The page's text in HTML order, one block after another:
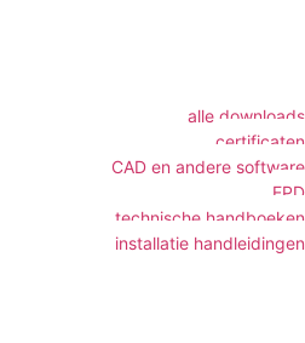
alle downloads
certificaten
CAD en andere software
EPD
technische handboeken
installatie handleidingen